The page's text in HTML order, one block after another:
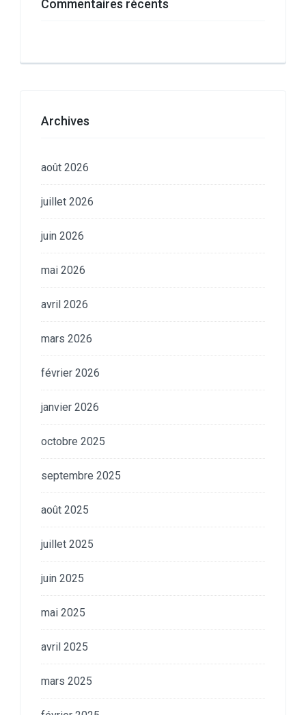
Commentaires récents
Archives
août 2026
juillet 2026
juin 2026
mai 2026
avril 2026
mars 2026
février 2026
janvier 2026
octobre 2025
septembre 2025
août 2025
juillet 2025
juin 2025
mai 2025
avril 2025
mars 2025